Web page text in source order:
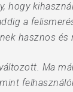
hogy
a
hasznos
Ma